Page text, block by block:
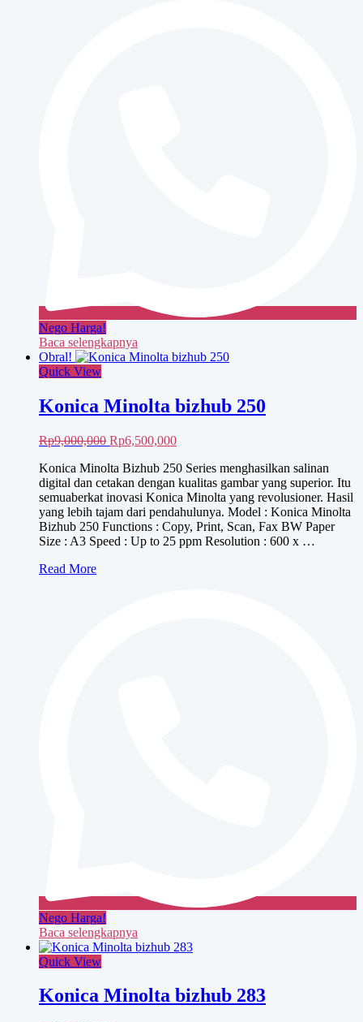
Nego Harga!
Baca selengkapnya
Obral!
Quick View
Konica Minolta bizhub 250
Rp9,000,000 Harga
adalah:
Rp9,000,000.
Rp6,500,000Harga
ini
adalah:
Rp6,500,000.
Konica Minolta Bizhub 250 Series menghasilkan salinan
digital dan cetakan dengan kualitas gambar yang superior. Itu
semuaberkat inovasi Konica Minolta yang revolusioner. Hasil
yang lebih tajam dari pendahulunya. Model : Konica Minolta
Bizhub 250 Functions : Copy, Print, Scan, Fax BW Paper
Size : A3 Speed : Up to 25 ppm Resolution : 600 x …
Konica
Read More
Nego Harga!
Baca selengkapnya
Quick View
Konica Minolta bizhub 283